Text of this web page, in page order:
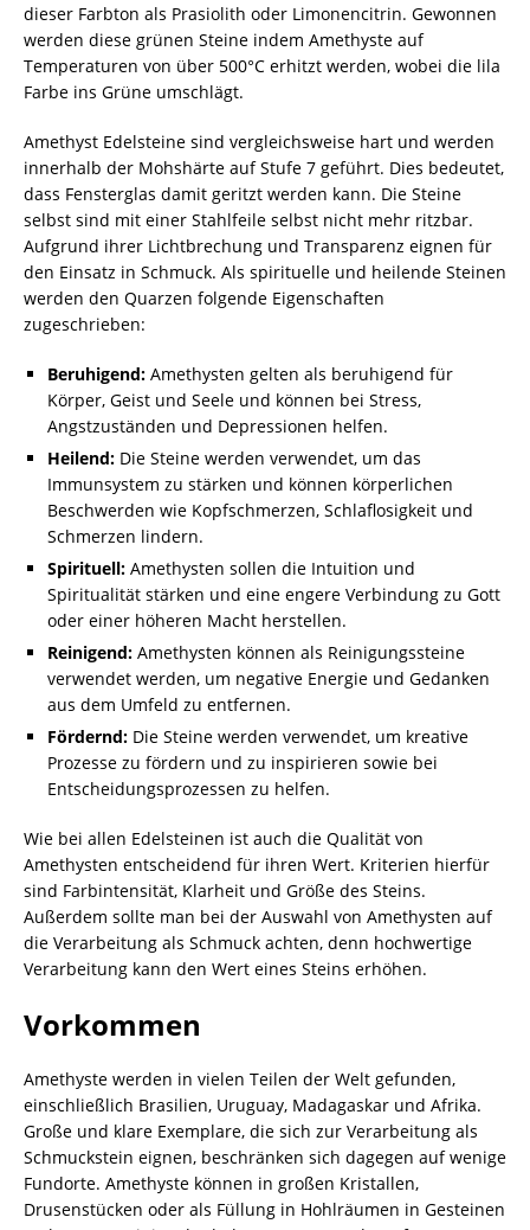
dieser Farbton als Prasiolith oder Limonencitrin. Gewonnen
werden diese grünen Steine indem Amethyste auf
Temperaturen von über 500°C erhitzt werden, wobei die lila
Farbe ins Grüne umschlägt.
Amethyst Edelsteine sind vergleichsweise hart und werden
innerhalb der Mohshärte auf Stufe 7 geführt. Dies bedeutet,
dass Fensterglas damit geritzt werden kann. Die Steine
selbst sind mit einer Stahlfeile selbst nicht mehr ritzbar.
Aufgrund ihrer Lichtbrechung und Transparenz eignen für
den Einsatz in Schmuck. Als spirituelle und heilende Steinen
werden den Quarzen folgende Eigenschaften
zugeschrieben:
Beruhigend: Amethysten gelten als beruhigend für
Körper, Geist und Seele und können bei Stress,
Angstzuständen und Depressionen helfen.
Heilend: Die Steine werden verwendet, um das
Immunsystem zu stärken und können körperlichen
Beschwerden wie Kopfschmerzen, Schlaflosigkeit und
Schmerzen lindern.
Spirituell: Amethysten sollen die Intuition und
Spiritualität stärken und eine engere Verbindung zu Gott
oder einer höheren Macht herstellen.
Reinigend: Amethysten können als Reinigungssteine
verwendet werden, um negative Energie und Gedanken
aus dem Umfeld zu entfernen.
Fördernd: Die Steine werden verwendet, um kreative
Prozesse zu fördern und zu inspirieren sowie bei
Entscheidungsprozessen zu helfen.
Wie bei allen Edelsteinen ist auch die Qualität von
Amethysten entscheidend für ihren Wert. Kriterien hierfür
sind Farbintensität, Klarheit und Größe des Steins.
Außerdem sollte man bei der Auswahl von Amethysten auf
die Verarbeitung als Schmuck achten, denn hochwertige
Verarbeitung kann den Wert eines Steins erhöhen.
Vorkommen
Amethyste werden in vielen Teilen der Welt gefunden,
einschließlich Brasilien, Uruguay, Madagaskar und Afrika.
Große und klare Exemplare, die sich zur Verarbeitung als
Schmuckstein eignen, beschränken sich dagegen auf wenige
Fundorte. Amethyste können in großen Kristallen,
Drusenstücken oder als Füllung in Hohlräumen in Gesteinen